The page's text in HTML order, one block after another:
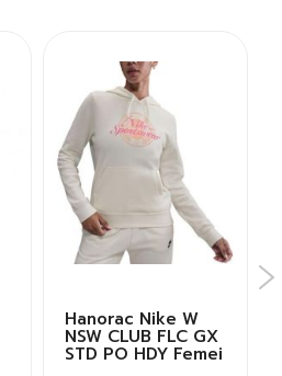
Hanorac Nike W
NSW CLUB FLC GX
STD PO HDY Femei